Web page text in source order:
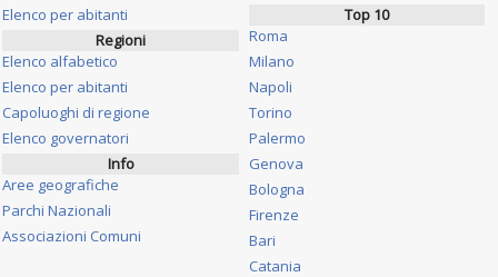
Elenco per abitanti
Regioni
Elenco alfabetico
Elenco per abitanti
Capoluoghi di regione
Elenco governatori
Info
Aree geografiche
Parchi Nazionali
Associazioni Comuni
Top 10
Roma
Milano
Napoli
Torino
Palermo
Genova
Bologna
Firenze
Bari
Catania